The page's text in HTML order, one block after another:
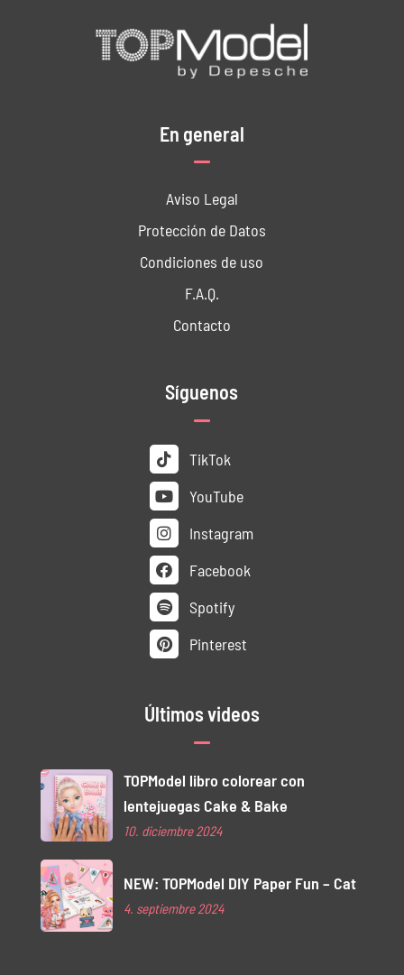
En general
Aviso Legal
Protección de Datos
Condiciones de uso
F.A.Q.
Contacto
Síguenos
TikTok
YouTube
Instagram
Facebook
Spotify
Pinterest
Últimos videos
TOPModel libro colorear con
lentejuegas Cake & Bake
10. diciembre 2024
NEW: TOPModel DIY Paper Fun – Cat
4. septiembre 2024